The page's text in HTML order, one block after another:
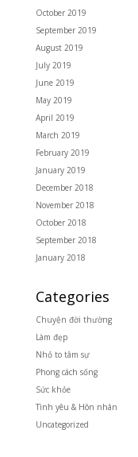
October 2019
September 2019
August 2019
July 2019
June 2019
May 2019
April 2019
March 2019
February 2019
January 2019
December 2018
November 2018
October 2018
September 2018
January 2018
Categories
Chuyện đời thường
Làm đẹp
Nhỏ to tâm sự
Phong cách sống
Sức khỏe
Tình yêu & Hôn nhân
Uncategorized